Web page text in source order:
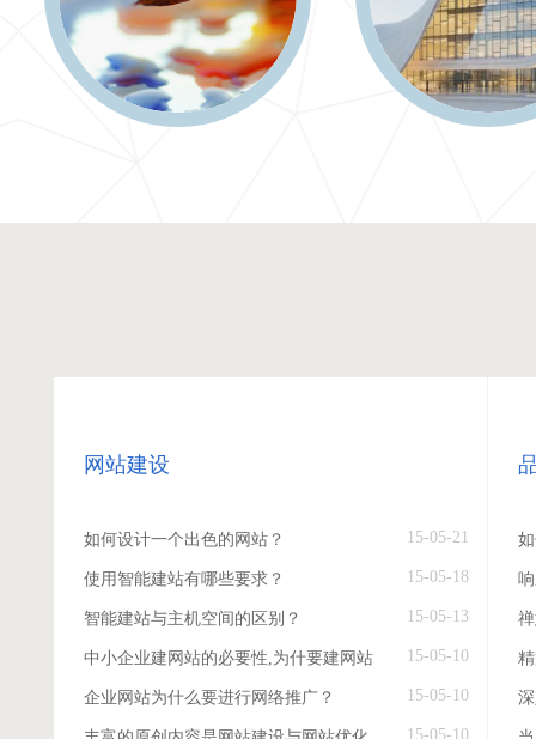
网站建设
如何设计一个出色的网站？ 15-05-21
使用智能建站有哪些要求？ 15-05-18
智能建站与主机空间的区别？ 15-05-13
中小企业建网站的必要性,为什要建网站 15-05-10
企业网站为什么要进行网络推广？ 15-05-10
15-05-10